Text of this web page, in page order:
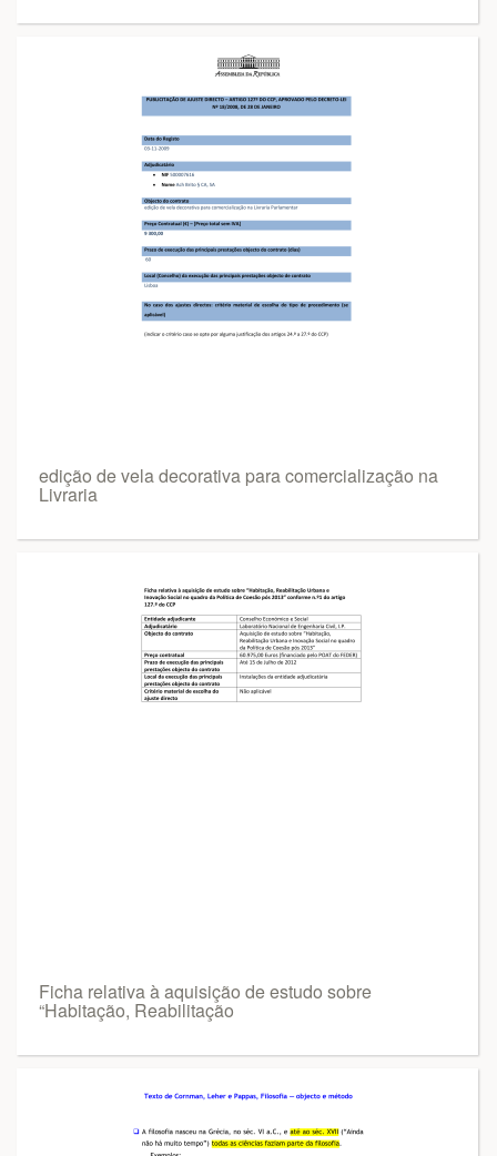
edição de vela decorativa para comercialização na
Livraria
Ficha relativa à aquisição de estudo sobre
“Habitação, Reabilitação